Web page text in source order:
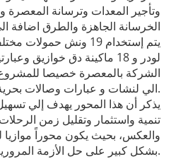
وتأجير المعدات وترسانة المعصرة
الخرسانة الجاهزة والطرق اضافة
لودر و 18 ماكينة دق خوازيق
الي لنشات و عبارات وصالات بحرية أخري.
يذكر أن هذا المحور يهدف إلي
تنمية واستثمار وتقليل زمن
بشكل كبير على حل الأزمة المرورية به.